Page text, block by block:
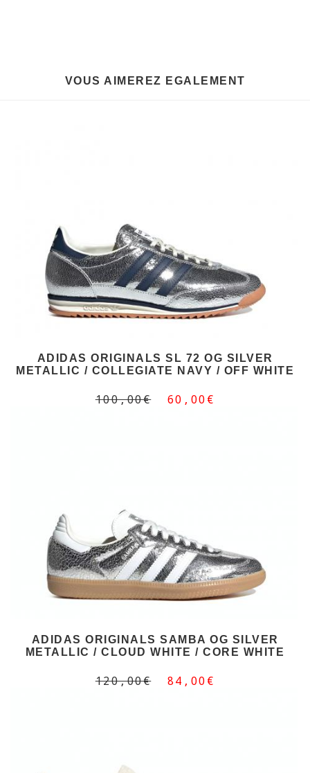
VOUS AIMEREZ EGALEMENT
ADIDAS ORIGINALS SL 72 OG SILVER
METALLIC / COLLEGIATE NAVY / OFF WHITE
100,00€ 60,00€
ADIDAS ORIGINALS SAMBA OG SILVER
METALLIC / CLOUD WHITE / CORE WHITE
120,00€ 84,00€